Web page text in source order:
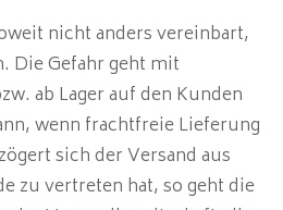
nicht anders vereinbart,
Die Gefahr geht mit
ab Lager auf den Kunden
wenn frachtfreie Lieferung
sich der Versand aus
zu vertreten hat, so geht die